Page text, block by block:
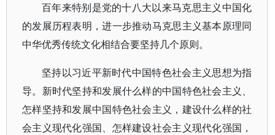
百年来特别是党的十八大以来马克思主义中国化
的发展历程表明，进一步推动马克思主义基本原理同
中华优秀传统文化相结合要坚持几个原则。
坚持以习近平新时代中国特色社会主义思想为指
导。新时代坚持和发展什么样的中国特色社会主义、
怎样坚持和发展中国特色社会主义，建设什么样的社
会主义现代化强国、怎样建设社会主义现代化强国，